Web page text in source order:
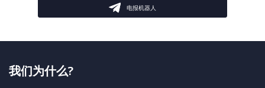
电报机器人
我们为什么?